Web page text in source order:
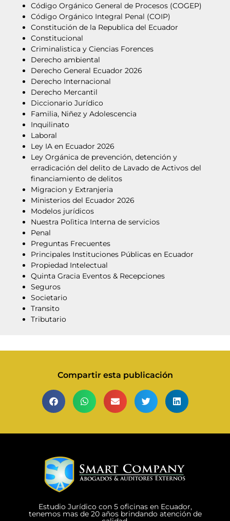
Código Orgánico General de Procesos (COGEP)
Código Orgánico Integral Penal (COIP)
Constitución de la Republica del Ecuador
Constitucional
Criminalistica y Ciencias Forences
Derecho ambiental
Derecho General Ecuador 2026
Derecho Internacional
Derecho Mercantil
Diccionario Jurídico
Familia, Niñez y Adolescencia
Inquilinato
Laboral
Ley IA en Ecuador 2026
Ley Orgánica de prevención, detención y
erradicación del delito de Lavado de Activos del
financiamiento de delitos
Migracion y Extranjeria
Ministerios del Ecuador 2026
Modelos jurídicos
Nuestra Polìtica Interna de servicios
Penal
Preguntas Frecuentes
Principales Instituciones Públicas en Ecuador
Propiedad Intelectual
Quinta Gracia Eventos & Recepciones
Seguros
Societario
Transito
Tributario
Compartir esta publicación
Estudio Jurídico con 5 oficinas en Ecuador,
tenemos mas de 20 años brindando atención de